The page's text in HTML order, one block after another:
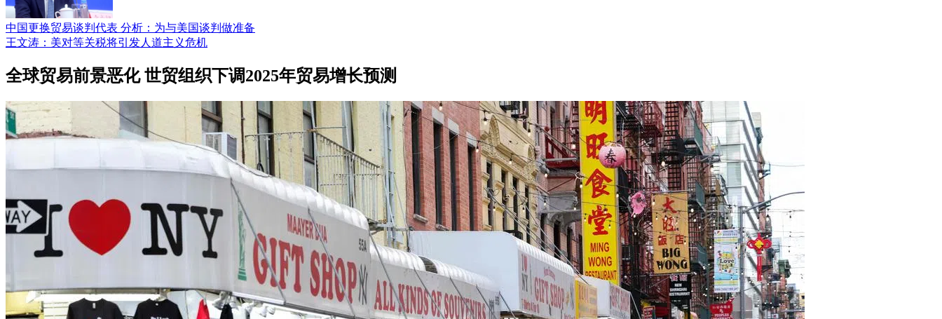
中国更换贸易谈判代表 分析：为与美国谈判做准备
王文涛：美对等关税将引发人道主义危机
全球贸易前景恶化 世贸组织下调2025年贸易增长预测